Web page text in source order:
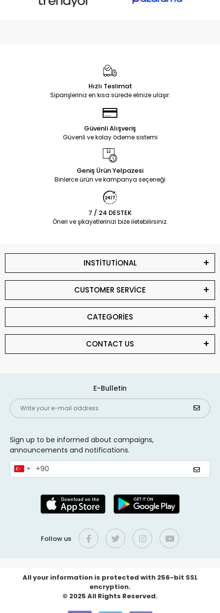
Hızlı Teslimat
Siparişleriniz en kısa sürede elinize ulaşır.
Güvenli Alışveriş
Güvenli ve kolay ödeme sistemi
Geniş Ürün Yelpazesi
Binlerce ürün ve kampanya seçeneği
7 / 24 DESTEK
Öneri ve şikayetlerinizi bize iletebilirsiniz.
INSTİTUTİONAL
CUSTOMER SERVİCE
CATEGORİES
CONTACT US
E-Bulletin
Sign up to be informed about campaigns,
announcements and notifications.
Follow us
All your information is protected with 256-bit SSL
encryption.
© 2025 All Rights Reserved.